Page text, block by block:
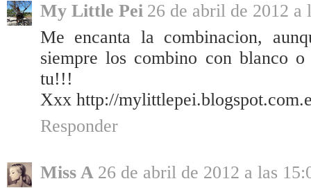
My Little Pei 26 de abril de 2012 a
Me encanta la combinacion,
siempre los combino con blanco
tu!!!
Xxx http://
Responder
Miss A 26 de abril de 2012 a las